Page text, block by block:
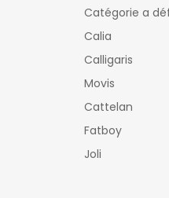
Catégorie a
Calia
Calligaris
Movis
Cattelan
Fatboy
Joli